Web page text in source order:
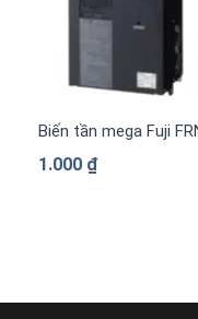
Biến tần mega Fuji
1.000 ₫